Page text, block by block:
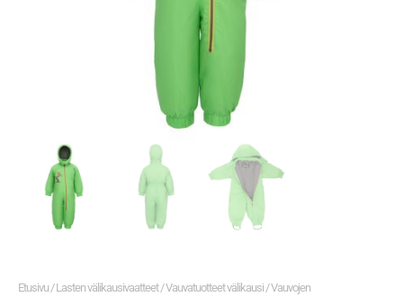
Etusivu /Lasten välikausivaatteet/Vauvatuotteet välikausi /Vauvojen